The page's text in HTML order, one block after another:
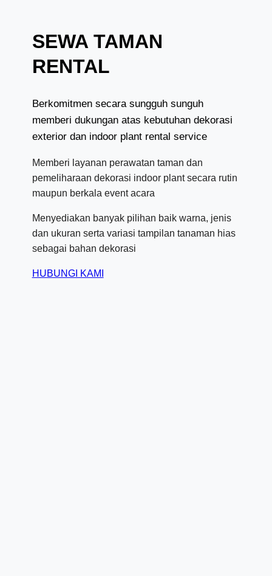
SEWA TAMAN
RENTAL
Berkomitmen secara sungguh sunguh
memberi dukungan atas kebutuhan dekorasi
exterior dan indoor plant rental service
Memberi layanan perawatan taman dan
pemeliharaan dekorasi indoor plant secara rutin
maupun berkala event acara
Menyediakan banyak pilihan baik warna, jenis
dan ukuran serta variasi tampilan tanaman hias
sebagai bahan dekorasi
HUBUNGI KAMI